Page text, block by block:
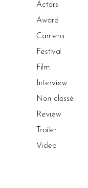
Actors
Award
Camera
Festival
Film
Interview
Non classé
Review
Trailer
Video